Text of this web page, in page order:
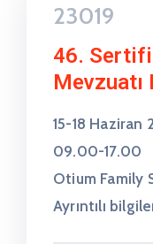
23019
46.
Mevzuatı
15-18 Haziran
09.00-17.00
Otium Family
Ayrıntılı